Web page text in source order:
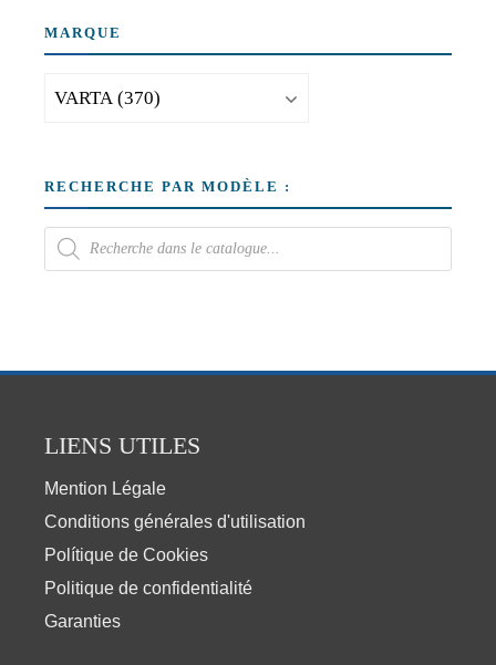
MARQUE
RECHERCHE PAR MODÈLE :
LIENS UTILES
Mention Légale
Conditions générales d'utilisation
Polítique de Cookies
Politique de confidentialité
Garanties